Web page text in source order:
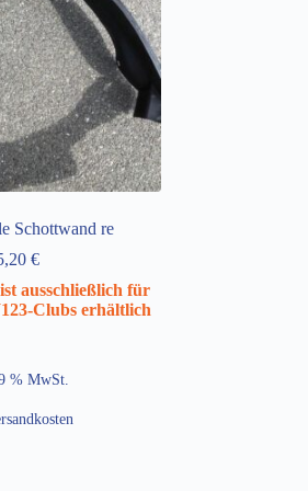
Schottwand re
€
ausschließlich für
Clubs erhältlich
% MwSt.